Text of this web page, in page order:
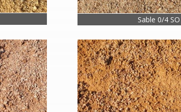
Sable 0/4 SO